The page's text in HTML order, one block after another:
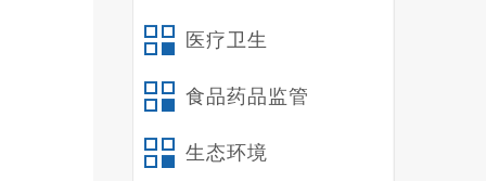
医疗卫生
食品药品监管
生态环境